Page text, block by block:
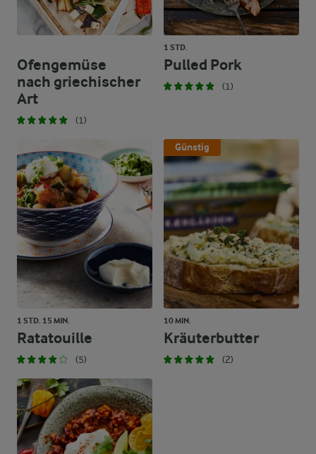
Ofengemüse
nach griechischer
Art
(1)
1 STD.
Pulled Pork
(1)
1 STD. 15 MIN.
Ratatouille
(5)
Günstig
10 MIN.
Kräuterbutter
(2)